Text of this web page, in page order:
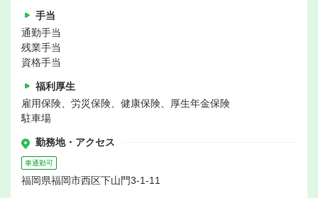
手当
通勤手当
残業手当
資格手当
福利厚生
雇用保険、労災保険、健康保険、厚生年金保険
駐車場
勤務地・アクセス
車通勤可
福岡県福岡市西区下山門3-1-11